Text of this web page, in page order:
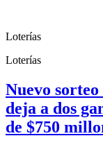
Loterías
Loterías
Nuevo
deja a dos
de $750